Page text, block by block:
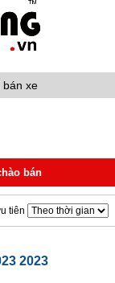
bán xe
bán
tiên
2023